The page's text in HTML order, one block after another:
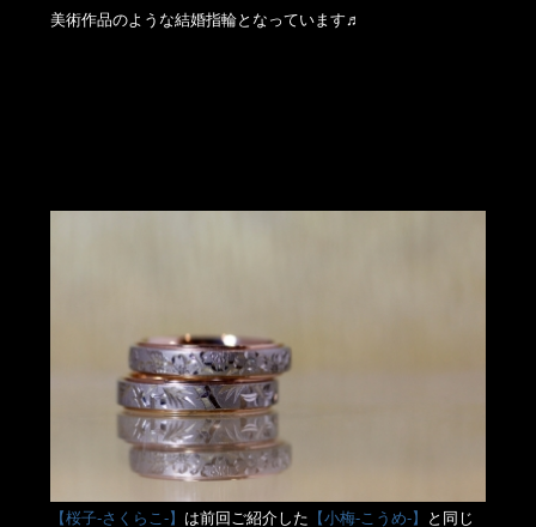
美術作品のような結婚指輪となっています♬
【桜子-さくらこ-】 は前回ご紹介した 【小梅-こうめ-】 と同じ